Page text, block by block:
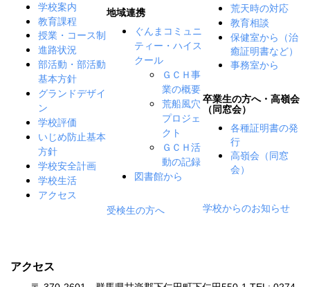
学校案内
教育課程
授業・コース制
進路状況
部活動・部活動
基本方針
グランドデザイ
ン
学校評価
いじめ防止基本
方針
学校安全計画
学校生活
アクセス
地域連携
ぐんまコミュニ
ティー・ハイス
クール
ＧＣＨ事
業の概要
荒船風穴
プロジェ
クト
ＧＣＨ活
動の記録
図書館から
受検生の方へ
荒天時の対応
教育相談
保健室から（治
癒証明書など）
事務室から
卒業生の方へ・高嶺会
（同窓会）
各種証明書の発
行
高嶺会（同窓
会）
学校からのお知らせ
アクセス